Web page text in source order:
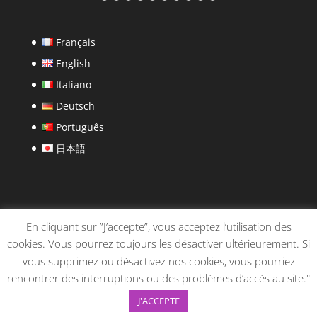
Français
English
Italiano
Deutsch
Português
日本語
HOTEL LOUVRE SAINTE ANNE 32, RUE SAINTE-ANNE
75001 PARIS - FRANCE TÉL : +33 1 40 20 02 35
CONTACT@LOUVRE-STE-ANNE.FR | propulsé par
Conditions générales de vente
Politique de confidentialité
En cliquant sur ”J’accepte”, vous acceptez l’utilisation des
cookies. Vous pourrez toujours les désactiver ultérieurement. Si
vous supprimez ou désactivez nos cookies, vous pourriez
rencontrer des interruptions ou des problèmes d’accès au site."
J'ACCEPTE